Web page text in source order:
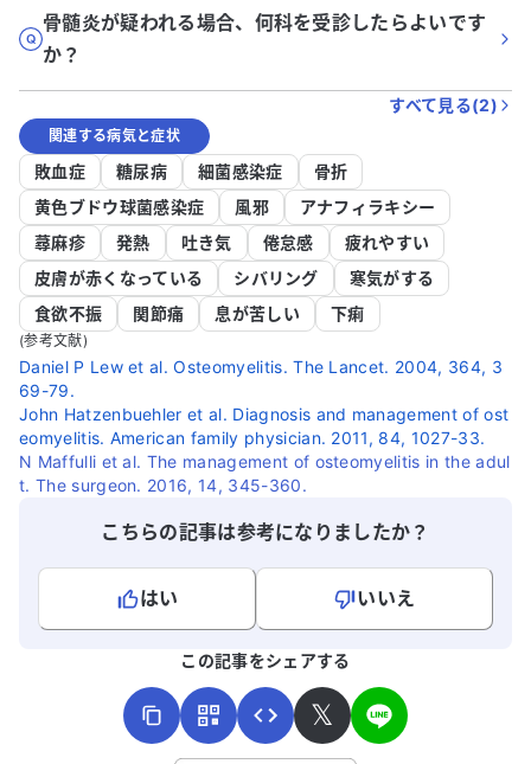
骨髄炎が疑われる場合、何科を受診したらよいです
か？
すべて見る(2)
関連する病気と症状
敗血症 糖尿病 細菌感染症
骨折
黄色ブドウ球菌感染症
風邪
アナフィラキシー
蕁麻疹
発熱 吐き気 倦怠感
疲れやすい
皮膚が赤くなっている
シバリング
寒気がする
食欲不振
関節痛 息が苦しい 下痢
(参考文献)
Daniel P Lew et al. Osteomyelitis. The Lancet. 2004, 364, 3
69-79.
John Hatzenbuehler et al. Diagnosis and management of ost
eomyelitis. American family physician. 2011, 84, 1027-33.
N Maffulli et al. The management of osteomyelitis in the adul
t. The surgeon. 2016, 14, 345-360.
こちらの記事は参考になりましたか？
はい
いいえ
この記事をシェアする
𝕏